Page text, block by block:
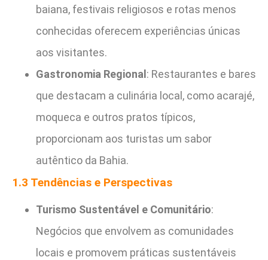
baiana, festivais religiosos e rotas menos
conhecidas oferecem experiências únicas
aos visitantes.
Gastronomia Regional : Restaurantes e bares
que destacam a culinária local, como acarajé,
moqueca e outros pratos típicos,
proporcionam aos turistas um sabor
autêntico da Bahia.
1.3 Tendências e Perspectivas
Turismo Sustentável e Comunitário:
Negócios que envolvem as comunidades
locais e promovem práticas sustentáveis